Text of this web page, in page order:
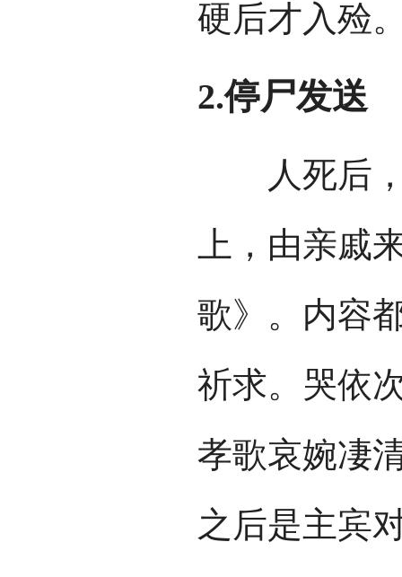
硬后才入殓
2.停尸发送
人死后，
上，由亲戚
歌》。内容
祈求。哭依
孝歌哀婉凄
之后是主宾